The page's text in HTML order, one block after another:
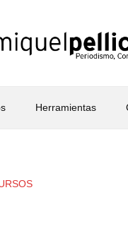
Herramientas